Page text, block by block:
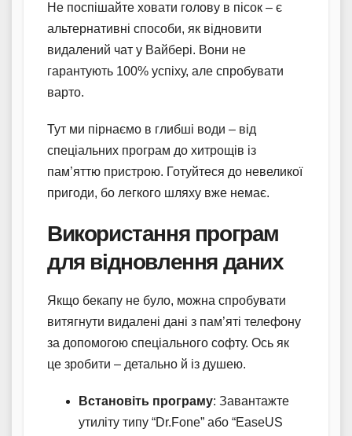
Не поспішайте ховати голову в пісок – є
альтернативні способи, як відновити
видалений чат у Вайбері. Вони не
гарантують 100% успіху, але спробувати
варто.
Тут ми пірнаємо в глибші води – від
спеціальних програм до хитрощів із
пам’яттю пристрою. Готуйтеся до невеликої
пригоди, бо легкого шляху вже немає.
Використання програм
для відновлення даних
Якщо бекапу не було, можна спробувати
витягнути видалені дані з пам’яті телефону
за допомогою спеціального софту. Ось як
це зробити – детально й із душею.
Встановіть програму: Завантажте
утиліту типу “Dr.Fone” або “EaseUS